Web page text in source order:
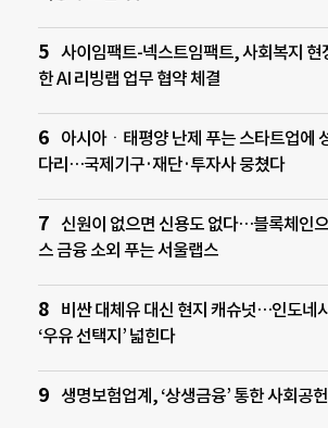
사이임팩트-넥스트임팩트, 사회복지 현
한 AI 리빙랩 업무 협약 체결
아시아ㆍ태평양 난제 푸는 스타트업에
다리…국제기구·재단·투자사 뭉쳤다
신원이 없으면 신용도 없다…블록체인
스 금융 소외 푸는 서울랩스
비싼 대체유 대신 현지 캐슈넛…인도네
‘우유 선택지’ 넓힌다
생명보험업계, ‘상생금융’ 통한 사회공